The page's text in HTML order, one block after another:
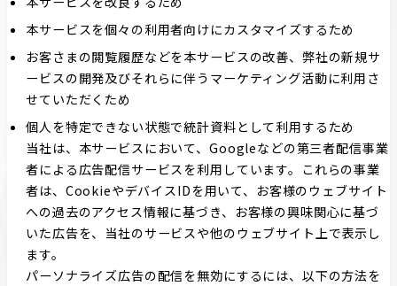
本サービスを個々の利用者向けにカスタマイズするため
お客さまの閲覧履歴などを本サービスの改善、弊社の新規サ
ービスの開発及びそれらに伴うマーケティング活動に利用さ
せていただくため
個人を特定できない状態で統計資料として利用するため
当社は、本サービスにおいて、Googleなどの第三者配信事業
者による広告配信サービスを利用しています。これらの事業
者は、CookieやデバイスIDを用いて、お客様のウェブサイト
への過去のアクセス情報に基づき、お客様の興味関心に基づ
いた広告を、当社のサービスや他のウェブサイト上で表示し
ます。
パーソナライズ広告の配信を無効にするには、以下の方法を